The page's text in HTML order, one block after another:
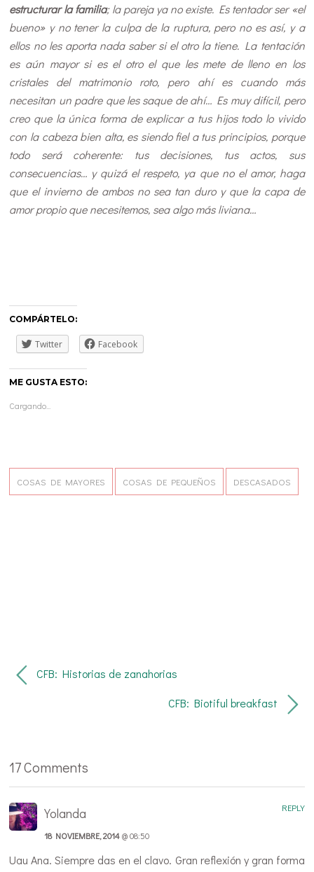
estructurar la familia; la pareja ya no existe. Es tentador ser «el
bueno» y no tener la culpa de la ruptura, pero no es así, y a
ellos no les aporta nada saber si el otro la tiene. La tentación
es aún mayor si es el otro el que les mete de lleno en los
cristales del matrimonio roto, pero ahí es cuando más
necesitan un padre que les saque de ahí… Es muy difícil, pero
creo que la única forma de explicara tus hijos todo lo vivido
con la cabeza bien alta, es siendo fiel a tus principios, porque
todo será coherente: tus decisiones, tus actos, sus
consecuencias… y quizá el respeto, ya que no el amor, haga
que el invierno de ambos no sea tan duro y que la capa de
amor propio que necesitemos, sea algo más liviana…
COMPÁRTELO:
Twitter Facebook
ME GUSTA ESTO:
Cargando...
COSAS DE MAYORES COSAS DE PEQUEÑOS DESCASADOS
CFB: Historias de zanahorias
CFB: Biotiful breakfast
17 Comments
Yolanda
18 NOVIEMBRE, 2014@ 08:50
Uau Ana. Siempre das en el clavo. Gran reflexión y gran forma
REPLY